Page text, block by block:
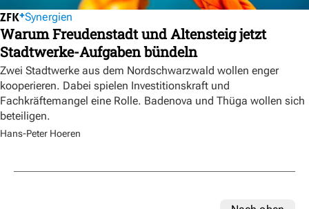
Synergien
Warum Freudenstadt und Altensteig jetzt
Stadtwerke-Aufgaben bündeln
Zwei Stadtwerke aus dem Nordschwarzwald wollen enger
kooperieren. Dabei spielen Investitionskraft und
Fachkräftemangel eine Rolle. Badenova und Thüga wollen sich
beteiligen.
Hans-Peter Hoeren